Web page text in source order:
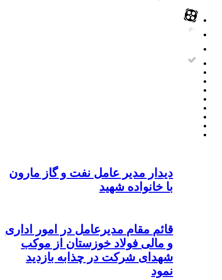
دیدار مدیر عامل نفت و گاز مارون
با خانواده شهید
قائم مقام مدیرعامل در امور اداری
و مالی فولاد خوزستان از موکب
شهدای شرکت در چذابه بازدید
نمود